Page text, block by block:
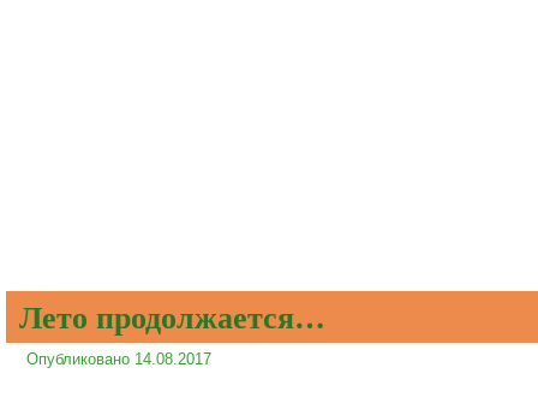
Лето продолжается…
Опубликовано 14.08.2017